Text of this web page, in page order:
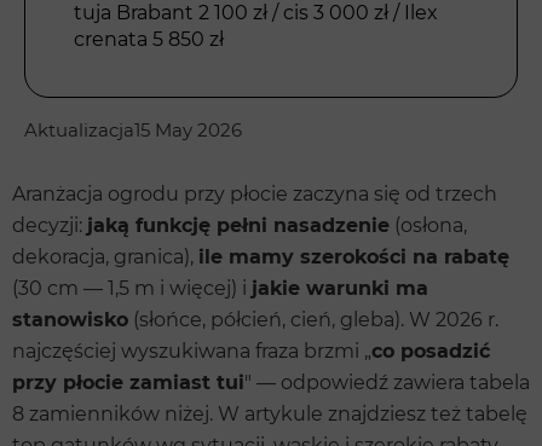
tuja Brabant 2 100 zł / cis 3 000 zł / Ilex
crenata 5 850 zł
Aktualizacja15 May 2026
Aranżacja ogrodu przy płocie zaczyna się od trzech
decyzji: jaką funkcję pełni nasadzenie (osłona,
dekoracja, granica), ile mamy szerokości na rabatę
(30 cm — 1,5 m i więcej) i jakie warunki ma
stanowisko (słońce, półcień, cień, gleba). W 2026 r.
najczęściej wyszukiwana fraza brzmi „co posadzić
przy płocie zamiast tui" — odpowiedź zawiera tabela
8 zamienników niżej. W artykule znajdziesz też tabelę